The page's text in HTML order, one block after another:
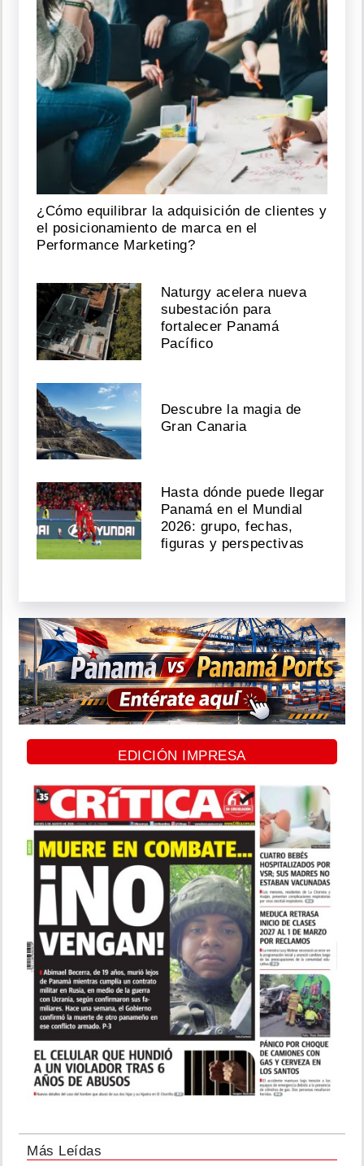
¿Cómo equilibrar la adquisición de clientes y
el posicionamiento de marca en el
Performance Marketing?
Naturgy acelera nueva
subestación para
fortalecer Panamá
Pacífico
Descubre la magia de
Gran Canaria
Hasta dónde puede llegar
Panamá en el Mundial
2026: grupo, fechas,
figuras y perspectivas
EDICIÓN IMPRESA
Más Leídas